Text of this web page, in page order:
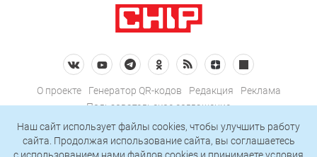
О проекте Генератор QR-кодов Редакция
Реклама
Пользовательское соглашение
Политика конфиденциальности
Подписаться на рассылку
Наш сайт использует файлы cookies, чтобы улучшить работу
сайта. Продолжая использование сайта, вы соглашаетесь